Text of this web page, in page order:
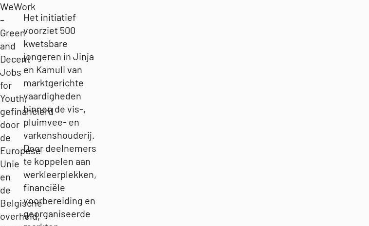
WeWork
–
Green
and
Decent
Jobs
for
Youth,
gefinancierd
door
de
Europese
Unie
en
de
Belgische
overheid,
Het initiatief
voorziet 500
kwetsbare
jongeren in Jinja
en Kamuli van
marktgerichte
vaardigheden
binnen de vis-,
pluimvee- en
varkenshouderij.
Door deelnemers
te koppelen aan
werkleerplekken,
financiële
voorbereiding en
georganiseerde